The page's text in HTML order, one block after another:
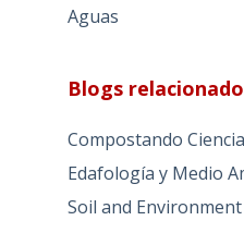
Aguas
Blogs
Compostando
Edafología y Medio
Soil and Environment